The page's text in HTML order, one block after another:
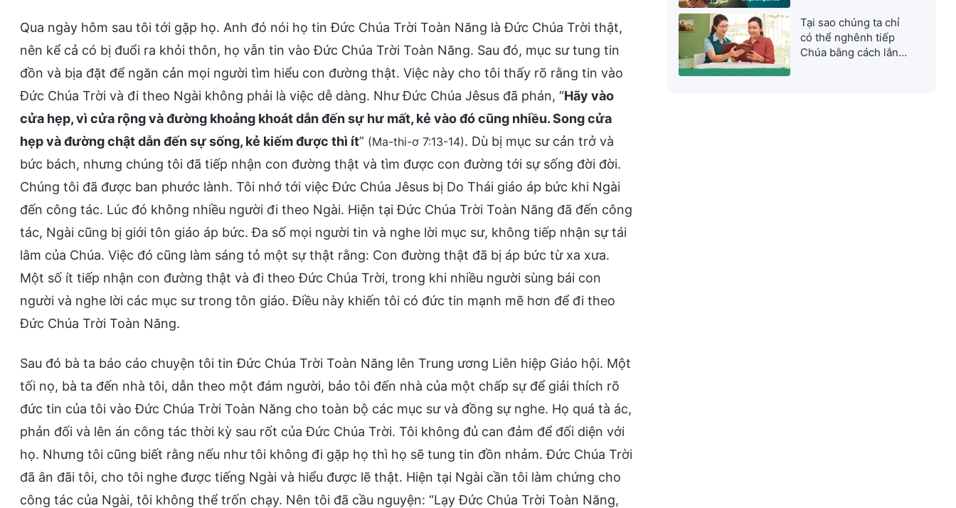
Qua ngày hôm sau tôi tới gặp họ. Anh đó nói họ tin Đức Chúa Trời Toàn Năng là Đức Chúa Trời thật,
nên kể cả có bị đuổi ra khỏi thôn, họ vẫn tin vào Đức Chúa Trời Toàn Năng. Sau đó, mục sư tung tin
đồn và bịa đặt để ngăn cản mọi người tìm hiểu con đường thật. Việc này cho tôi thấy rõ rằng tin vào
Đức Chúa Trời và đi theo Ngài không phải là việc dễ dàng. Như Đức Chúa Jêsus đã phán, “Hãy vào
cửa hẹp, vì cửa rộng và đường khoảng khoát dẫn đến sự hư mất, kẻ vào đó cũng nhiều. Song cửa
hẹp và đường chật dẫn đến sự sống, kẻ kiếm được thì ít” (Ma-thi-ơ 7:13-14). Dù bị mục sư cản trở và
bức bách, nhưng chúng tôi đã tiếp nhận con đường thật và tìm được con đường tới sự sống đời đời.
Chúng tôi đã được ban phước lành. Tôi nhớ tới việc Đức Chúa Jêsus bị Do Thái giáo áp bức khi Ngài
đến công tác. Lúc đó không nhiều người đi theo Ngài. Hiện tại Đức Chúa Trời Toàn Năng đã đến công
tác, Ngài cũng bị giới tôn giáo áp bức. Đa số mọi người tin và nghe lời mục sư, không tiếp nhận sự tái
lâm của Chúa. Việc đó cũng làm sáng tỏ một sự thật rằng: Con đường thật đã bị áp bức từ xa xưa.
Một số ít tiếp nhận con đường thật và đi theo Đức Chúa Trời, trong khi nhiều người sùng bái con
người và nghe lời các mục sư trong tôn giáo. Điều này khiến tôi có đức tin mạnh mẽ hơn để đi theo
Đức Chúa Trời Toàn Năng.
Sau đó bà ta báo cáo chuyện tôi tin Đức Chúa Trời Toàn Năng lên Trung ương Liên hiệp Giáo hội. Một
tối nọ, bà ta đến nhà tôi, dẫn theo một đám người, bảo tôi đến nhà của một chấp sự để giải thích rõ
đức tin của tôi vào Đức Chúa Trời Toàn Năng cho toàn bộ các mục sư và đồng sự nghe. Họ quá tà ác,
phản đối và lên án công tác thời kỳ sau rốt của Đức Chúa Trời. Tôi không đủ can đảm để đối diện với
họ. Nhưng tôi cũng biết rằng nếu như tôi không đi gặp họ thì họ sẽ tung tin đồn nhảm. Đức Chúa Trời
đã ân đãi tôi, cho tôi nghe được tiếng Ngài và hiểu được lẽ thật. Hiện tại Ngài cần tôi làm chứng cho
công tác của Ngài, tôi không thể trốn chạy. Nên tôi đã cầu nguyện: “Lạy Đức Chúa Trời Toàn Năng,
Tại sao chúng ta chỉ
có thể nghênh tiếp
Chúa bằng cách lắng